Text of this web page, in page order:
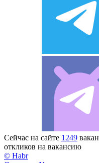
Сейчас на сайте 1249
откликов на вакансию
© Habr